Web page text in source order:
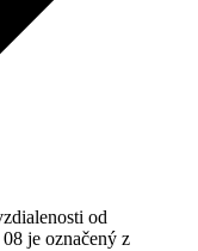
od
je označený z